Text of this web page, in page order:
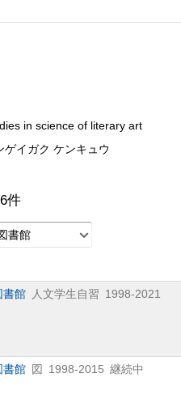
in science of literary art
ゲイガク ケンキュウ
件
書館
書館 人文学生自習 1998-2021
書館 図 1998-2015 継続中